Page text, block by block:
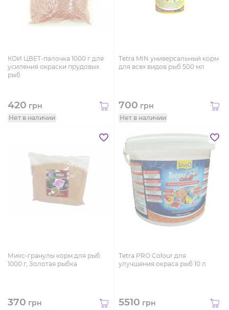
КОИ ЦВЕТ-палочка 1000 г для
усиления окраски прудовых
рыб
420 грн
Нет в наличии
Тetra MIN универсальный корм
для всех видов рыб 500 мл
700 грн
Нет в наличии
Микс-гранулы корм для рыб
1000 г, Золотая рыбка
370 грн
Тetra PRO Colour для
улучшения окраса рыб 10 л
5510 грн